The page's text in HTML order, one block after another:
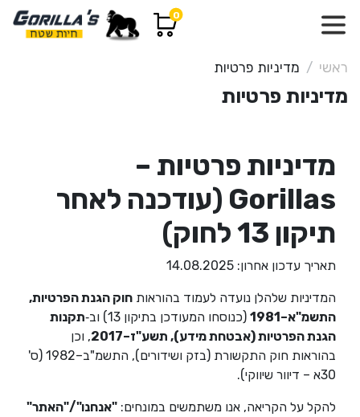
0
ראשי מדיניות פרטיות
מדיניות פרטיות
מדיניות פרטיות –
Gorillas (עודכנה לאחר
תיקון 13 לחוק)
תאריך עדכון אחרון: 14.08.2025
המדיניות שלהלן נועדה לעמוד בהוראות חוק הגנת הפרטיות,
התשמ"א–1981
(כנוסחו המעודכן בתיקון 13) וב‑
תקנות
הגנת הפרטיות (אבטחת מידע), תשע"ז–2017
, וכן
בהוראות חוק התקשורת (בזק ושידורים), התשמ"ב–1982 (ס'
30א – דיוור שיווקי).
להקל על הקריאה, אנו משתמשים במונחים: "אנחנו"/"האתר"